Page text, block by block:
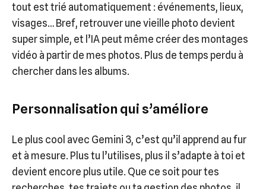
tout est trié automatiquement : événements, lieux,
visages… Bref, retrouver une vieille photo devient
super simple, et l’IA peut même créer des montages
vidéo à partir de mes photos. Plus de temps perdu à
chercher dans les albums.
Personnalisation qui s’améliore
Le plus cool avec Gemini 3, c’est qu’il apprend au fur
et à mesure. Plus tu l’utilises, plus il s’adapte à toi et
devient encore plus utile. Que ce soit pour tes